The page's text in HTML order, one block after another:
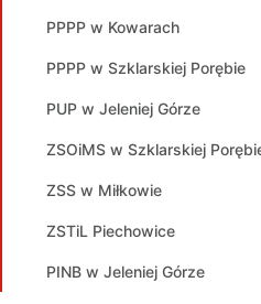
PPPP w Kowarach
PPPP w Szklarskiej Porębie
PUP w Jeleniej Górze
ZSOiMS w Szklarskiej
ZSS w Miłkowie
ZSTiL Piechowice
PINB w Jeleniej Górze